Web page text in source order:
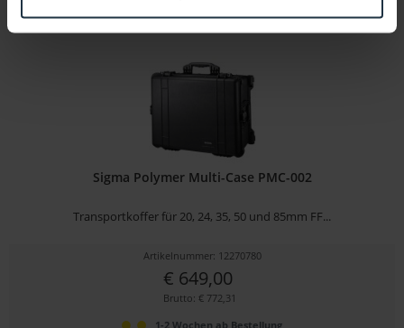
Sigma Polymer Multi-Case PMC-002
Transportkoffer für 20, 24, 35, 50 und 85mm FF...
Artikelnummer: 12270780
€ 649,00
Brutto: € 772,31
1-2 Wochen ab Bestellung